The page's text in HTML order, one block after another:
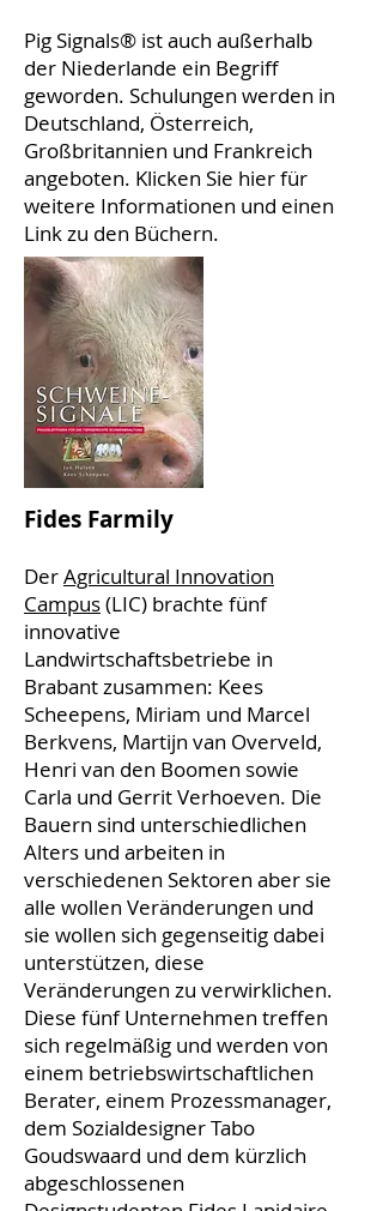
Pig Signals® ist auch außerhalb
der Niederlande ein Begriff
geworden. Schulungen werden in
Deutschland, Österreich,
Großbritannien und Frankreich
angeboten. Klicken Sie hier für
weitere Informationen und einen
Link zu den Büchern.
Fides Farmily
DerAgricultural Innovation
Campus(LIC) brachte fünf
innovative
Landwirtschaftsbetriebe in
Brabant zusammen: Kees
Scheepens, Miriam und Marcel
Berkvens, Martijn van Overveld,
Henri van den Boomen sowie
Carla und Gerrit Verhoeven. Die
Bauern sind unterschiedlichen
Alters und arbeiten in
verschiedenen Sektoren aber sie
alle wollen Veränderungen und
sie wollen sich gegenseitig dabei
unterstützen, diese
Veränderungen zu verwirklichen.
Diese fünf Unternehmen treffen
sich regelmäßig und werden von
einem betriebswirtschaftlichen
Berater, einem Prozessmanager,
dem Sozialdesigner Tabo
Goudswaard und dem kürzlich
abgeschlossenen